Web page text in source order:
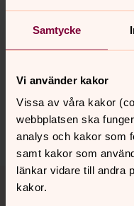
Samtycke
Vi använder kakor
Vissa av våra kakor
webbplatsen ska
analys och kakor som
samt kakor som
länkar vidare till andra
kakor.
Boken finns att köpa
www.artos.se
Dela
Tillbaka till toppen
Tillbaka till innehållet